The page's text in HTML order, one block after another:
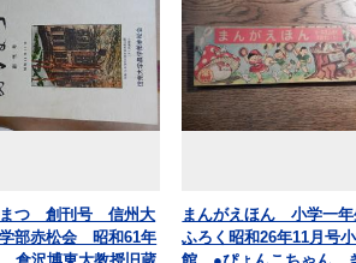
まつ 創刊号 信州大
部赤松会 昭和61年
まんがえほん 小学一年
ふろく昭和26年11月号